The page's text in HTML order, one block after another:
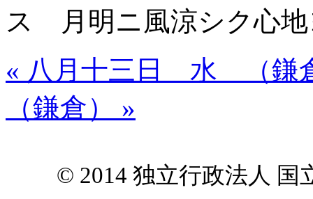
ス 月明ニ風涼シク心
« 八月十三日 水 （鎌
（鎌倉） »
© 2014 独立行政法人 国